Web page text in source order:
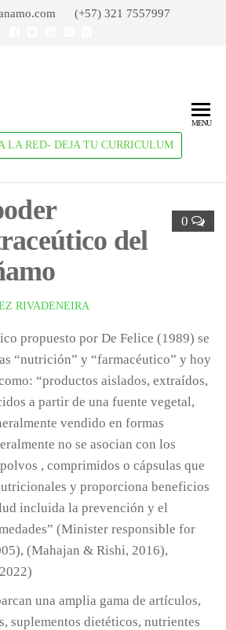
(+57) 321 7557997
LA RED- DEJA TU CURRICULUM
MENU
0
del
RIVADENEIRA
propuesto por De Felice (1989) se
“nutrición” y “farmacéutico” y hoy
“productos aislados, extraídos,
a partir de una fuente vegetal,
vendido en formas
no se asocian con los
, comprimidos o cápsulas que
y proporciona beneficios
incluida la prevención y el
(Minister responsible for
(Mahajan & Rishi, 2016),
una amplia gama de artículos,
suplementos dietéticos, nutrientes